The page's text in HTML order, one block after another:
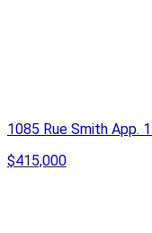
1085 Rue Smith App.
$415,000